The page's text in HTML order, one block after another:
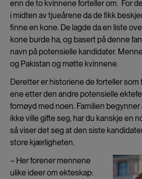
enn de to kvinnene forteller om. For
i midten av tjueårene da de fikk
finne en kone. De lagde da en liste
kone burde ha, og basert på denne
navn på potensielle kandidater.
og Pakistan og møtte kvinnene.
Deretter er historiene de forteller som
ene etter den andre potensielle
fornøyd med noen. Familien
ikke ville gifte seg, har du kanskje en
så viser det seg at den siste
store kjærligheten.
– Her forener mennene
ulike ideer om ekteskap: